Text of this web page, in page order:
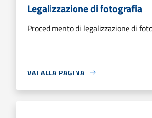
Legalizzazione di fotografia
Procedimento di legalizzazione di
VAI ALLA PAGINA